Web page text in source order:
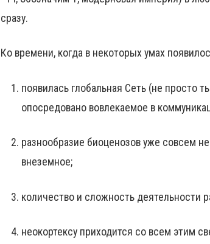
сразу.
Ко времени, когда в некоторых умах
появилась глобальная Сеть (не просто
опосредовано вовлекаемое в
разнообразие биоценозов уже совсем
внеземное;
количество и сложность деятельности
неокортексу приходится со всем этим